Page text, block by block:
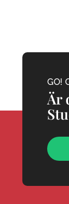
GO!
Är